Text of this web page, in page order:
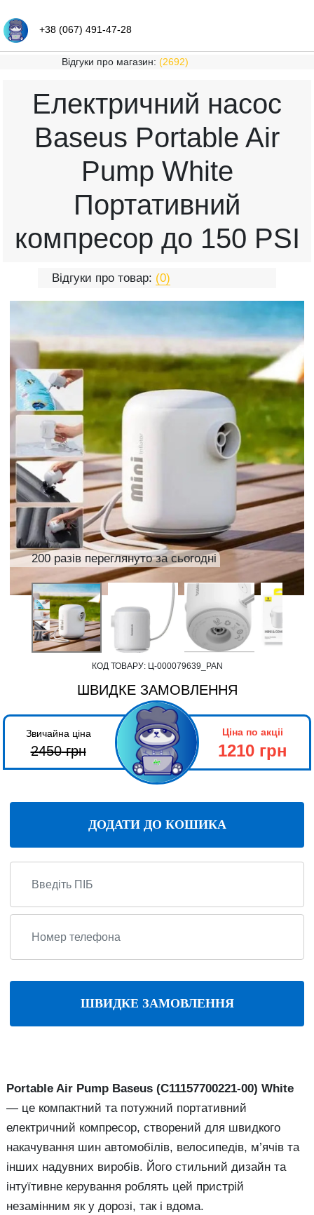
+38 (067) 491-47-28
Відгуки про магазин: (2692)
Електричний насос
Baseus Portable Air
Pump White
Портативний
компресор до 150 PSI
Відгуки про товар: (0)
200 разів переглянуто за сьогодні
КОД ТОВАРУ: Ц-000079639_PAN
ШВИДКЕ ЗАМОВЛЕННЯ
Звичайна ціна
2450грн
Ціна по акціі
1210 грн
ДОДАТИ ДО КОШИКА
ШВИДКЕ ЗАМОВЛЕННЯ
Portable Air Pump Baseus (C11157700221-00) White
— це компактний та потужний портативний
електричний компресор, створений для швидкого
накачування шин автомобілів, велосипедів, м’ячів та
інших надувних виробів. Його стильний дизайн та
інтуїтивне керування роблять цей пристрій
незамінним як у дорозі, так і вдома.